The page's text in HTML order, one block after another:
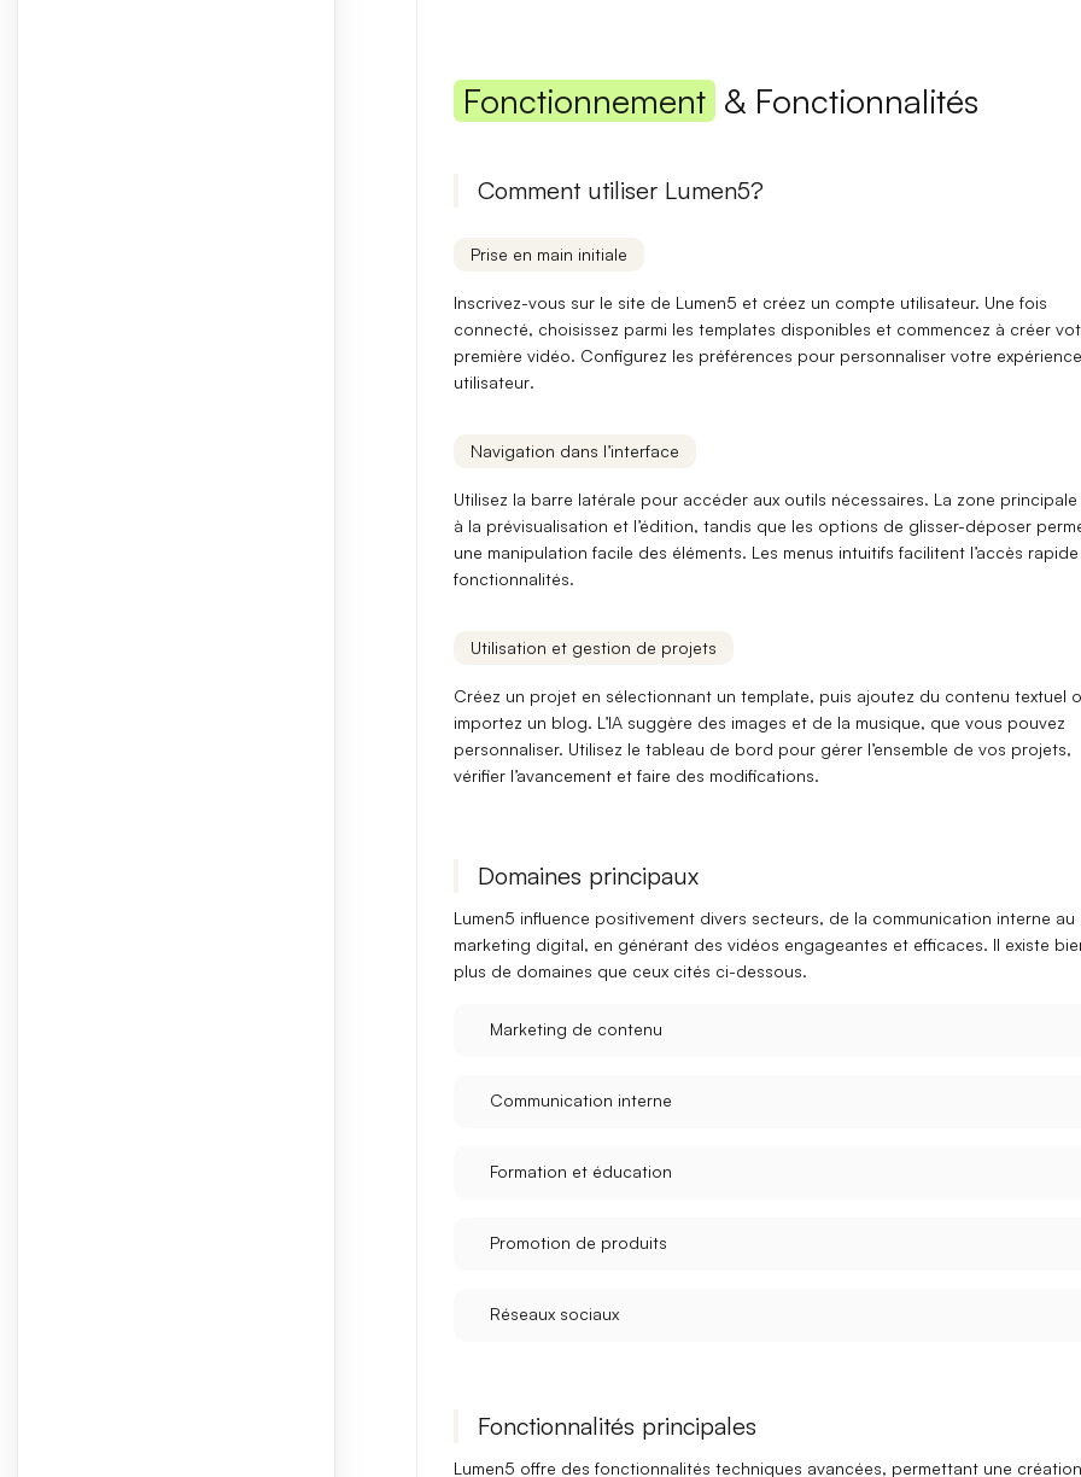
Se souvenir de moi Mot de passe oublié ?
Fonctionnement & Fonctionnalités
Comment utiliser Lumen5?
Prise en main initiale
Inscrivez-vous sur le site de Lumen5 et créez un compte utilisateur. Une fois
connecté, choisissez parmi les templates disponibles et commencez à créer
première vidéo. Configurez les préférences pour personnaliser votre expérience
utilisateur.
Navigation dans l’interface
Utilisez la barre latérale pour accéder aux outils nécessaires. La zone
à la prévisualisation et l’édition, tandis que les options de glisser-déposer
une manipulation facile des éléments. Les menus intuitifs facilitent l’accès rapide
fonctionnalités.
Utilisation et gestion de projets
Créez un projet en sélectionnant un template, puis ajoutez du contenu textuel
importez un blog. L’IA suggère des images et de la musique, que vous pouvez
personnaliser. Utilisez le tableau de bord pour gérer l’ensemble de vos projets,
vérifier l’avancement et faire des modifications.
Domaines principaux
Lumen5 influence positivement divers secteurs, de la communication interne au
marketing digital, en générant des vidéos engageantes et efficaces. Il existe
plus de domaines que ceux cités ci-dessous.
Marketing de contenu
Communication interne
Formation et éducation
Promotion de produits
Réseaux sociaux
Fonctionnalités principales
Lumen5 offre des fonctionnalités techniques avancées, permettant une